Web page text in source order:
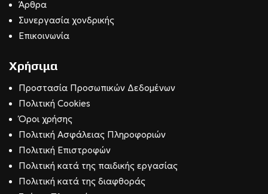
Άρθρα
Συνεργασία χονδρικής
Επικοινωνία
Χρήσιμα
Προστασία Προσωπικών Δεδομένων
Πολιτική Cookies
Όροι χρήσης
Πολιτική Ασφάλειας Πληροφοριών
Πολιτική Επιστροφών
Πολιτική κατά της παιδικής εργασίας
Πολιτική κατά της διαφθοράς